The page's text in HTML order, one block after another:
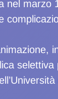
nel marzo